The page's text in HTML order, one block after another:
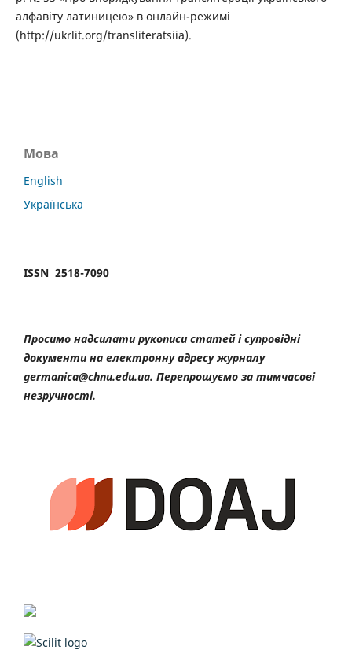
алфавіту латиницею» в онлайн-режимі
(http://ukrlit.org/transliteratsiia).
Мова
English
Українська
ISSN 2518-7090
Просимо надсилати рукописи статей і супровідні
документи на електронну адресу журналу
germanica@chnu.edu.ua. Перепрошуємо за тимчасові
незручності.